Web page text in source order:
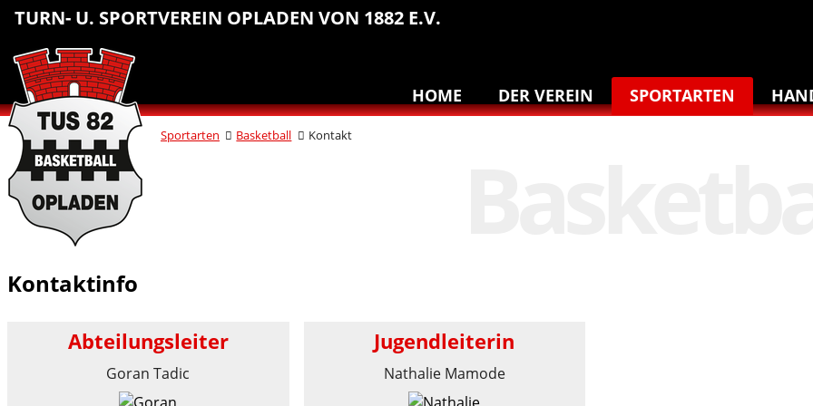
Sprungmarken
Inhalt
Hauptnavigation
Abteilungsnavigation
Fußbereich
TURN- U. SPORTVEREIN OPLADEN VON 1882 E.V.
HOME DER VEREIN SPORTARTEN
Sportarten Basketball Kontakt
Kontaktinfo
Abteilungsleiter
Goran Tadic
Jugendleiterin
Nathalie Mamode